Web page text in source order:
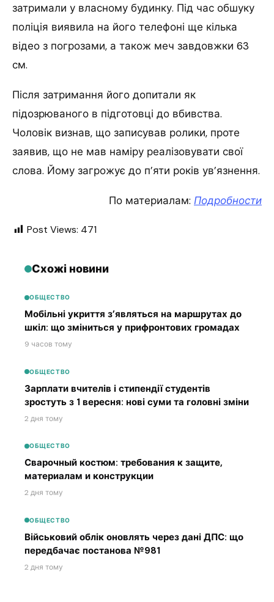
затримали у власному будинку. Під час обшуку
поліція виявила на його телефоні ще кілька
відео з погрозами, а також меч завдовжки 63
см.
Після затримання його допитали як
підозрюваного в підготовці до вбивства.
Чоловік визнав, що записував ролики, проте
заявив, що не мав наміру реалізовувати свої
слова. Йому загрожує до п’яти років ув’язнення.
По материалам: Подробности
Post Views: 471
Схожі новини
ОБЩЕСТВО
Мобільні укриття з’являться на маршрутах до
шкіл: що зміниться у прифронтових громадах
9 часов тому
ОБЩЕСТВО
Зарплати вчителів і стипендії студентів
зростуть з 1 вересня: нові суми та головні зміни
2 дня тому
ОБЩЕСТВО
Сварочный костюм: требования к защите,
материалам и конструкции
2 дня тому
ОБЩЕСТВО
Військовий облік оновлять через дані ДПС: що
передбачає постанова №981
2 дня тому